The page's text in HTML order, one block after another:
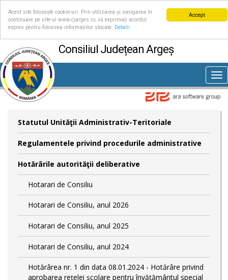
Accept
Acest site folosește cookie-uri. Prin utilizarea și navigarea în
continuare pe site-ul www.cjarges.ro, vă exprimați acordul
expres pentru folosirea informațiilor stocate.
Detalii
Consiliul Județean Argeș
Statutul Unităţii Administrativ-Teritoriale
Regulamentele privind procedurile administrative
Hotărârile autorităţii deliberative
Hotarari de Consiliu
Hotarari de Consiliu, anul 2026
Hotarari de Consiliu, anul 2025
Hotarari de Consiliu, anul 2024
Hotărârea nr. 1 din data 08.01.2024 - Hotărâre privind
aprobarea rețelei școlare pentru învățământul special